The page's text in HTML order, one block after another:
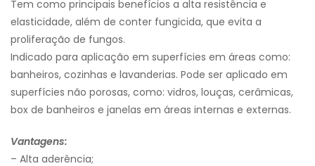
Tem como principais benefícios a alta resistência e
elasticidade, além de conter fungicida, que evita a
proliferação de fungos.
Indicado para aplicação em superfícies em áreas como:
banheiros, cozinhas e lavanderias. Pode ser aplicado em
superfícies não porosas, como: vidros, louças, cerâmicas,
box de banheiros e janelas em áreas internas e externas.
Vantagens:
– Alta aderência;